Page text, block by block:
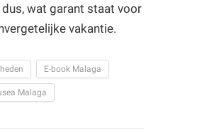
wat garant staat voor
vakantie.
E-book Malaga
Malaga